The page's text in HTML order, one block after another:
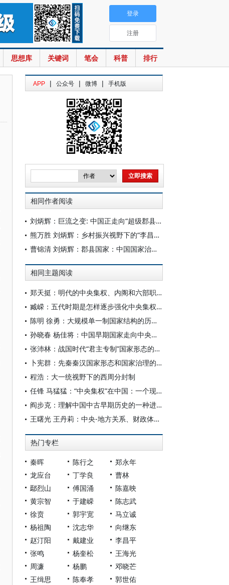
思想库 关键词 笔会 科普 排行
登录
注册
APP | 公众号 | 微博 | 手机版
相同作者阅读
刘炳辉：巨流之变: 中国正走向“超级郡县国家”？
熊万胜 刘炳辉：乡村振兴视野下的“李昌平-贺雪峰争论”
曹锦清 刘炳辉：郡县国家：中国国家治理体系的传统及其当代挑战
相同主题阅读
郑天挺：明代的中央集权、内阁和六部职权的消长
臧嵘：五代时期是怎样逐步强化中央集权的
陈明 徐勇：大规模单一制国家结构的历史根基与当代形态
孙晓春 杨佳将：中国早期国家走向中央集权的历史逻辑——兼论“周秦之变”的历史意义
张沛林：战国时代“君主专制”国家形态的发展与定型
卜宪群：先秦秦汉国家形态和国家治理的历史演变
程浩：大一统视野下的西周分封制
任锋 马猛猛：“中央集权”在中国：一个现代概念的历史生成及其理论检视（1899—1911）
阎步克：理解中国中古早期历史的一种进路
王曙光 王丹莉：中央-地方关系、财政体制变迁与现代化国家治理模式构建
热门专栏
秦晖 陈行之
郑永年
龙应台
丁学良
曹林
鄢烈山
傅国涌
陈嘉映
黄宗智
于建嵘
陈志武
徐贲
郭宇宽
马立诚
杨祖陶
沈志华
向继东
赵汀阳
戴建业
李昌平
张鸣
杨奎松
王海光
周濂
杨鹏
邓晓芒
王缉思
陈奉孝
郭世佑